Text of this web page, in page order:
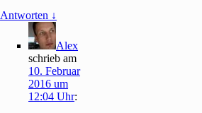
Antworten ↓
Alex
schrieb am
10. Februar
2016 um
12:04 Uhr: